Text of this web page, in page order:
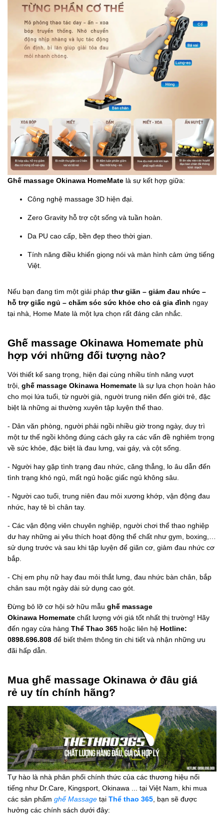
Ghế massage Okinawa HomeMate là sự kết hợp giữa:
Công nghệ massage 3D hiện đại.
Zero Gravity hỗ trợ cột sống và tuần hoàn.
Da PU cao cấp, bền đẹp theo thời gian.
Tính năng điều khiển giọng nói và màn hình cảm ứng tiếng
Việt.
Nếu bạn đang tìm một giải pháp thư giãn – giảm đau nhức –
hỗ trợ giấc ngủ – chăm sóc sức khỏe cho cả gia đình ngay
tại nhà, Home Mate là một lựa chọn rất đáng cân nhắc.
Ghế massage Okinawa Homemate phù
hợp với những đối tượng nào?
Với thiết kế sang trọng, hiện đại cùng nhiều tính năng vượt
trội, ghế massage Okinawa Homemate là sự lựa chọn hoàn hảo
cho mọi lứa tuổi, từ người già, người trung niên đến giới trẻ, đặc
biệt là những ai thường xuyên tập luyện thể thao.
- Dân văn phòng, người phải ngồi nhiều giờ trong ngày, duy trì
một tư thế ngồi không đúng cách gây ra các vấn đề nghiêm trọng
về sức khỏe, đặc biệt là đau lưng, vai gáy, và cột sống.
- Người hay gặp tình trạng đau nhức, căng thẳng, lo âu dẫn đến
tình trạng khó ngủ, mất ngủ hoặc giấc ngủ không sâu.
- Người cao tuổi, trung niên đau mỏi xương khớp, vận động đau
nhức, hay tê bì chân tay.
- Các vận động viên chuyên nghiệp, người chơi thể thao nghiệp
dư hay những ai yêu thích hoạt động thể chất như gym, boxing,…
sử dụng trước và sau khi tập luyện để giãn cơ, giảm đau nhức cơ
bắp.
- Chị em phụ nữ hay đau mỏi thắt lưng, đau nhức bàn chân, bắp
chân sau một ngày dài sử dụng cao gót.
Đừng bỏ lỡ cơ hội sở hữu mẫu ghế massage
Okinawa Homemate chất lượng với giá tốt nhất thị trường! Hãy
đến ngay cửa hàng Thể Thao 365 hoặc liên hệ Hotline:
0898.696.808 để biết thêm thông tin chi tiết và nhận những ưu
đãi hấp dẫn.
Mua ghế massage Okinawa ở đâu giá
rẻ uy tín chính hãng?
Tự hào là nhà phân phối chính thức của các thương hiệu nổi
tiếng như Dr.Care, Kingsport, Okinawa ... tại Việt Nam, khi mua
các sản phẩm ghế Massage tại Thể thao 365, bạn sẽ được
hưởng các chính sách dưới đây: